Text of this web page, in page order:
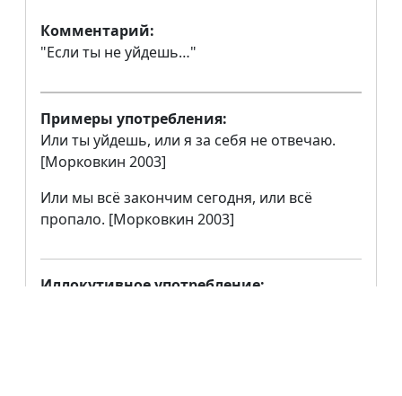
Комментарий:
"Если ты не уйдешь…"
Примеры употребления:
Или ты уйдешь, или я за себя не отвечаю.
[Морковкин 2003]
Или мы всё закончим сегодня, или всё
пропало. [Морковкин 2003]
Иллокутивное употребление: